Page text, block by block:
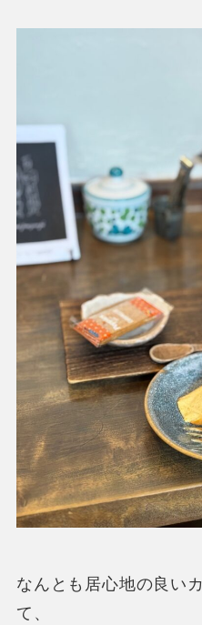
なんとも居心地の良い
て、